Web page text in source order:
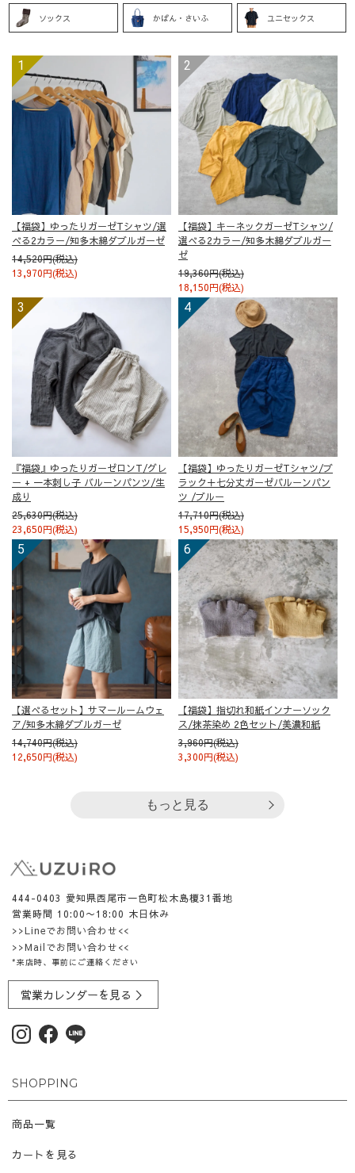
ソックス かばん・さいふ ユニセックス
【福袋】ゆったりガーゼTシャツ/選
べる2カラー/知多木綿ダブルガーゼ
14,520円(税込)
13,970円(税込)
【福袋】キーネックガーゼTシャツ/
選べる2カラー/知多木綿ダブルガー
ゼ
19,360円(税込)
18,150円(税込)
『福袋』ゆったりガーゼロンT/グレ
ー + 一本刺し子 バルーンパンツ/生
成り
25,630円(税込)
23,650円(税込)
【福袋】ゆったりガーゼTシャツ/ブ
ラック＋七分丈ガーゼバルーンパン
ツ /ブルー
17,710円(税込)
15,950円(税込)
【選べるセット】サマールームウェ
ア/知多木綿ダブルガーゼ
14,740円(税込)
12,650円(税込)
【福袋】指切れ和紙インナーソック
ス/抹茶染め 2色セット/美濃和紙
3,960円(税込)
3,300円(税込)
もっと見る
444-0403 愛知県西尾市一色町松木島榎31番地
営業時間 10:00〜18:00 木日休み
>>Lineでお問い合わせ<<
>>Mailでお問い合わせ<<
*来店時、事前にご連絡ください
営業カレンダーを見る ＞
SHOPPING
商品一覧
カートを見る